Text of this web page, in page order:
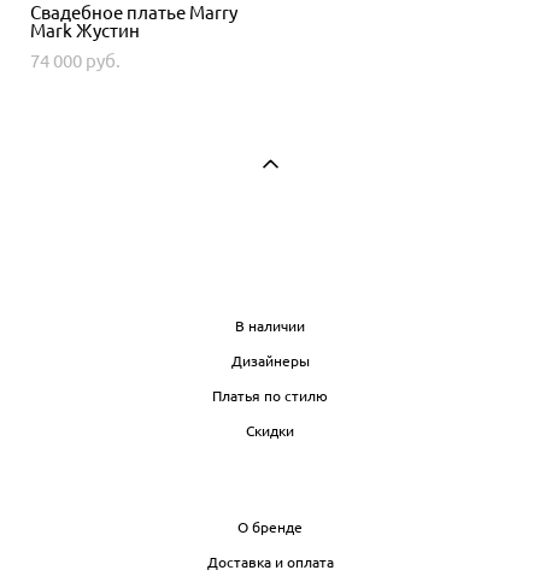
Свадебное платье Marry
Mark Жустин
74 000 pуб.
В наличии
Дизайнеры
Платья по стилю
Скидки
О бренде
Доставка и оплата